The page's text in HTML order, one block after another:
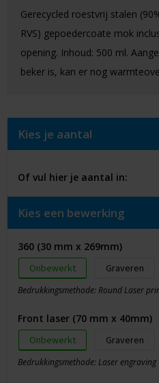
Gerecycled roestvrij stalen
RVS) gepoedercoate mok
opening. Inhoud: 500 ml.
beker is, kan er nog
Kies je aantal
Of vul hier je aantal in:
Kies een bewerking
360 (30 mm x 269mm)
Onbewerkt Graveren
Bedrukkingsmethode: Round Laser
Front laser (70 mm x 40mm)
Onbewerkt Graveren
Bedrukkingsmethode: Laser engraving